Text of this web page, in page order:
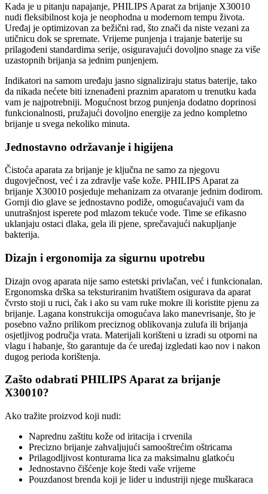
Kada je u pitanju napajanje, PHILIPS Aparat za brijanje X30010
nudi fleksibilnost koja je neophodna u modernom tempu života.
Uređaj je optimizovan za bežični rad, što znači da niste vezani za
utičnicu dok se spremate. Vrijeme punjenja i trajanje baterije su
prilagođeni standardima serije, osiguravajući dovoljno snage za više
uzastopnih brijanja sa jednim punjenjem.
Indikatori na samom uređaju jasno signaliziraju status baterije, tako
da nikada nećete biti iznenađeni praznim aparatom u trenutku kada
vam je najpotrebniji. Mogućnost brzog punjenja dodatno doprinosi
funkcionalnosti, pružajući dovoljno energije za jedno kompletno
brijanje u svega nekoliko minuta.
Jednostavno održavanje i higijena
Čistoća aparata za brijanje je ključna ne samo za njegovu
dugovječnost, već i za zdravlje vaše kože. PHILIPS Aparat za
brijanje X30010 posjeduje mehanizam za otvaranje jednim dodirom.
Gornji dio glave se jednostavno podiže, omogućavajući vam da
unutrašnjost isperete pod mlazom tekuće vode. Time se efikasno
uklanjaju ostaci dlaka, gela ili pjene, sprečavajući nakupljanje
bakterija.
Dizajn i ergonomija za sigurnu upotrebu
Dizajn ovog aparata nije samo estetski privlačan, već i funkcionalan.
Ergonomska drška sa teksturiranim hvatištem osigurava da aparat
čvrsto stoji u ruci, čak i ako su vam ruke mokre ili koristite pjenu za
brijanje. Lagana konstrukcija omogućava lako manevrisanje, što je
posebno važno prilikom preciznog oblikovanja zulufa ili brijanja
osjetljivog područja vrata. Materijali korišteni u izradi su otporni na
vlagu i habanje, što garantuje da će uređaj izgledati kao nov i nakon
dugog perioda korištenja.
Zašto odabrati PHILIPS Aparat za brijanje
X30010?
Ako tražite proizvod koji nudi:
Naprednu zaštitu kože od iritacija i crvenila
Precizno brijanje zahvaljujući samooštrećim oštricama
Prilagodljivost konturama lica za maksimalnu glatkoću
Jednostavno čišćenje koje štedi vaše vrijeme
Pouzdanost brenda koji je lider u industriji njege muškaraca